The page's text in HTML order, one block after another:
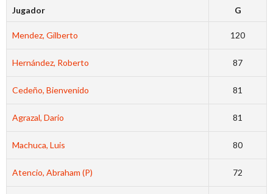
Jugador G
Mendez, Gilberto 120
Hernández, Roberto 87
Cedeño, Bienvenido 81
Agrazal, Dario 81
Machuca, Luis 80
Atencio, Abraham (P) 72